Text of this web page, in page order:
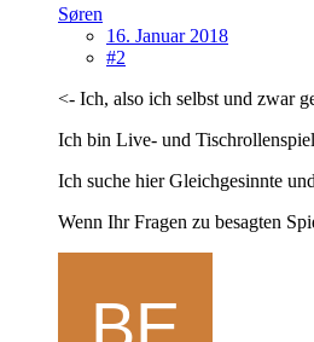
Søren
16. Januar 2018
#2
<- Ich, also ich selbst und zwar
Ich bin Live- und
Ich suche hier Gleichgesinnte
Wenn Ihr Fragen zu besagten